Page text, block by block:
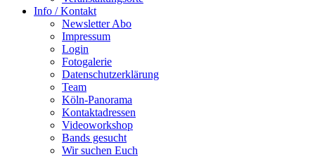
Info / Kontakt
Newsletter Abo
Impressum
Login
Fotogalerie
Datenschutzerklärung
Team
Köln-Panorama
Kontaktadressen
Videoworkshop
Bands gesucht
Wir suchen Euch